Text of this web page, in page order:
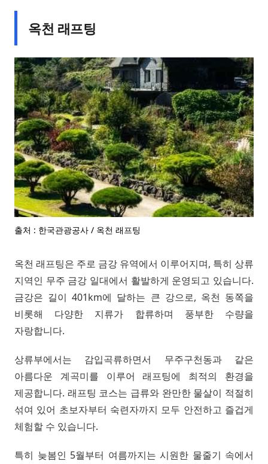
옥천 래프팅
출처 : 한국관광공사 / 옥천 래프팅
옥천 래프팅은 주로 금강 유역에서 이루어지며, 특히 상류
지역인 무주 금강 일대에서 활발하게 운영되고 있습니다.
금강은 길이 401km에 달하는 큰 강으로, 옥천 동쪽을
비롯해 다양한 지류가 합류하며 풍부한 수량을
자랑합니다.
상류부에서는 감입곡류하면서 무주구천동과 같은
아름다운 계곡미를 이루어 래프팅에 최적의 환경을
제공합니다. 래프팅 코스는 급류와 완만한 물살이 적절히
섞여 있어 초보자부터 숙련자까지 모두 안전하고 즐겁게
체험할 수 있습니다.
특히 늦봄인 5월부터 여름까지는 시원한 물줄기 속에서